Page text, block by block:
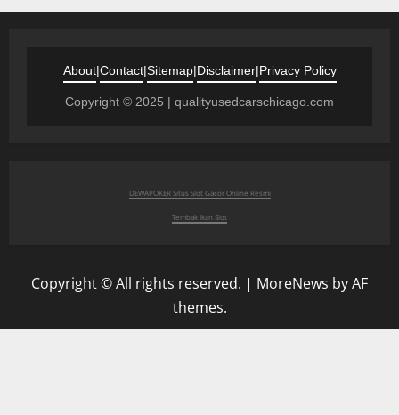
About|Contact|Sitemap|Disclaimer|Privacy Policy
Copyright © 2025 | qualityusedcarschicago.com
DEWAPOKER Situs Slot Gacor Online Resmi
Tembak Ikan Slot
Copyright © All rights reserved. | MoreNews by AF
themes.